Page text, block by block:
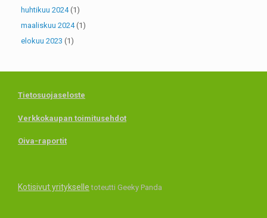
huhtikuu 2024(1)
maaliskuu 2024(1)
elokuu 2023 (1)
Tietosuojaseloste
Verkkokaupan toimitusehdot
Oiva-raportit
Kotisivut yritykselle toteutti Geeky Panda